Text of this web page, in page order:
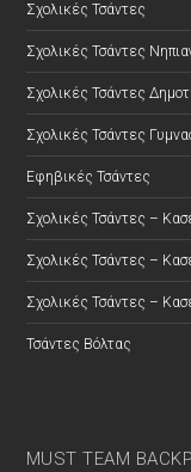
Σχολικές Τσάντες
Σχολικές Τσάντες
Σχολικές Τσάντες
Σχολικές Τσάντες
Εφηβικές Τσάντες
Σχολικές Τσάντες –
Σχολικές Τσάντες –
Σχολικές Τσάντες –
Τσάντες Βόλτας
MUST TEAM